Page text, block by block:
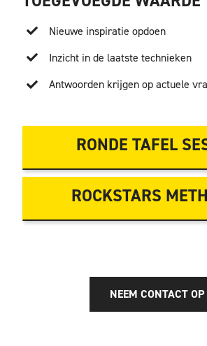
Nieuwe inspiratie opdoen
Inzicht in de laatste technieken
Antwoorden krijgen op actuele
RONDE TAFEL
ROCKSTARS
NEEM CONTACT OP